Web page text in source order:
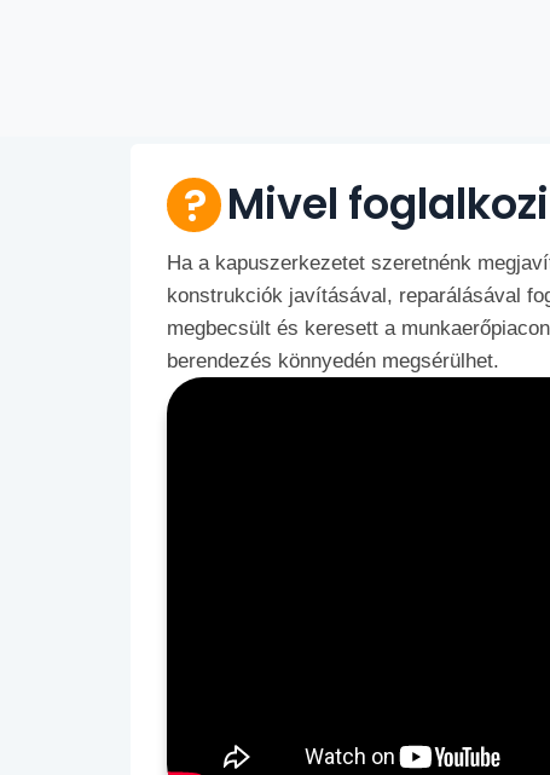
Mivel
Ha a kapuszerkezetet szeretnénk
konstrukciók javításával, reparálásával
megbecsült és keresett a
berendezés könnyedén megsérülhet.